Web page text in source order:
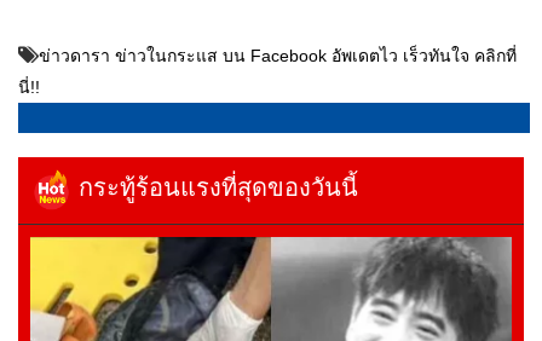
ข่าวดารา ข่าวในกระแส บน Facebook อัพเดตไว เร็วทันใจ คลิกที่
นี่!!
กระทู้ร้อนแรงที่สุดของวันนี้